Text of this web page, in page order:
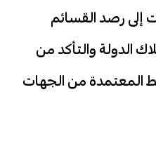
إلى رصد القسائم
الدولة والتأكد من
المعتمدة من الجهات